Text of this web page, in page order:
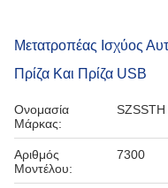
Μετατροπέας Ισχύος
Πρίζα Και Πρίζα USB
Ονομασία
Μάρκας:
SZSSTH
Αριθμός
Μοντέλου:
7300